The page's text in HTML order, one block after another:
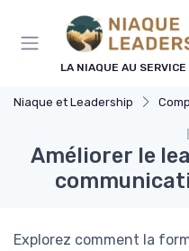
LA NIAQUE AU
Niaque et Leadership
Améliorer le
Explorez comment la